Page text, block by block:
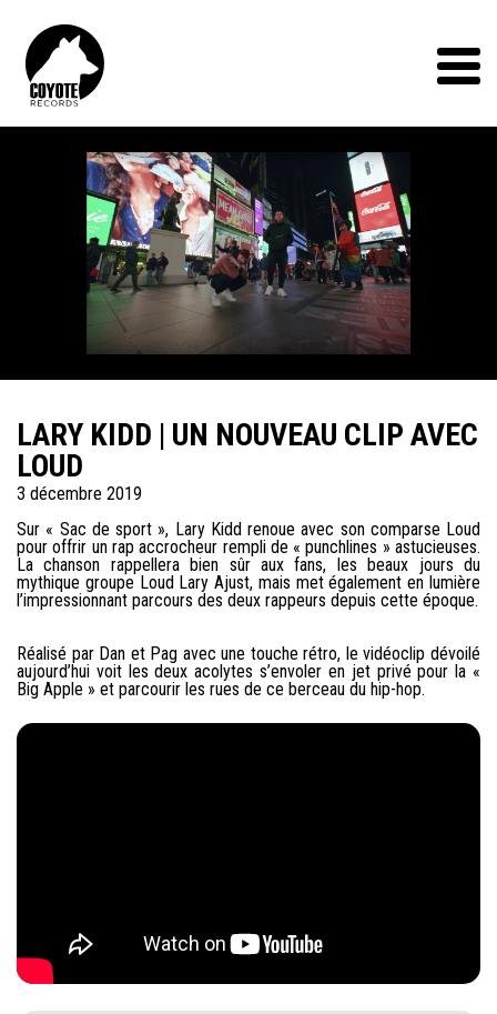
Records
Menu
LARY KIDD | UN NOUVEAU CLIP AVEC
LOUD
3 décembre 2019
Sur « Sac de sport », Lary Kidd renoue avec son comparse Loud
pour offrir un rap accrocheur rempli de « punchlines » astucieuses.
La chanson rappellera bien sûr aux fans, les beaux jours du
mythique groupe Loud Lary Ajust, mais met également en lumière
l’impressionnant parcours des deux rappeurs depuis cette époque.
Réalisé par Dan et Pag avec une touche rétro, le vidéoclip dévoilé
aujourd’hui voit les deux acolytes s’envoler en jet privé pour la «
Big Apple » et parcourir les rues de ce berceau du hip-hop.